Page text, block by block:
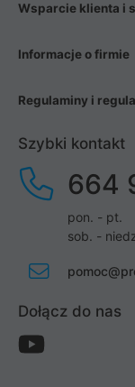
Wsparcie klienta i
Informacje o firmie
Regulaminy i
Szybki kontakt
664
pon. - pt.
sob. -
Dołącz do nas